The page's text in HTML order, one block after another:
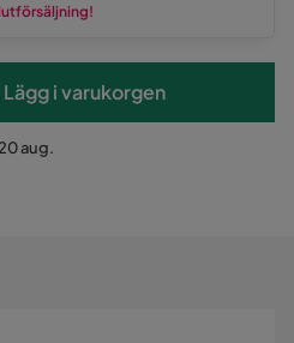
Lägg i varukorgen
aug.